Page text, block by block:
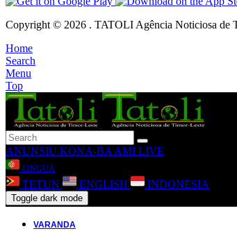
Copyright © 2026 . TATOLI Agência Noticiosa de
Home
Search
Menu
Top
ANUNSIU KONA-BA AMI LIVE
LINGUA
TETUN ENGLISH INDONESIA
Toggle dark mode
VARANDA